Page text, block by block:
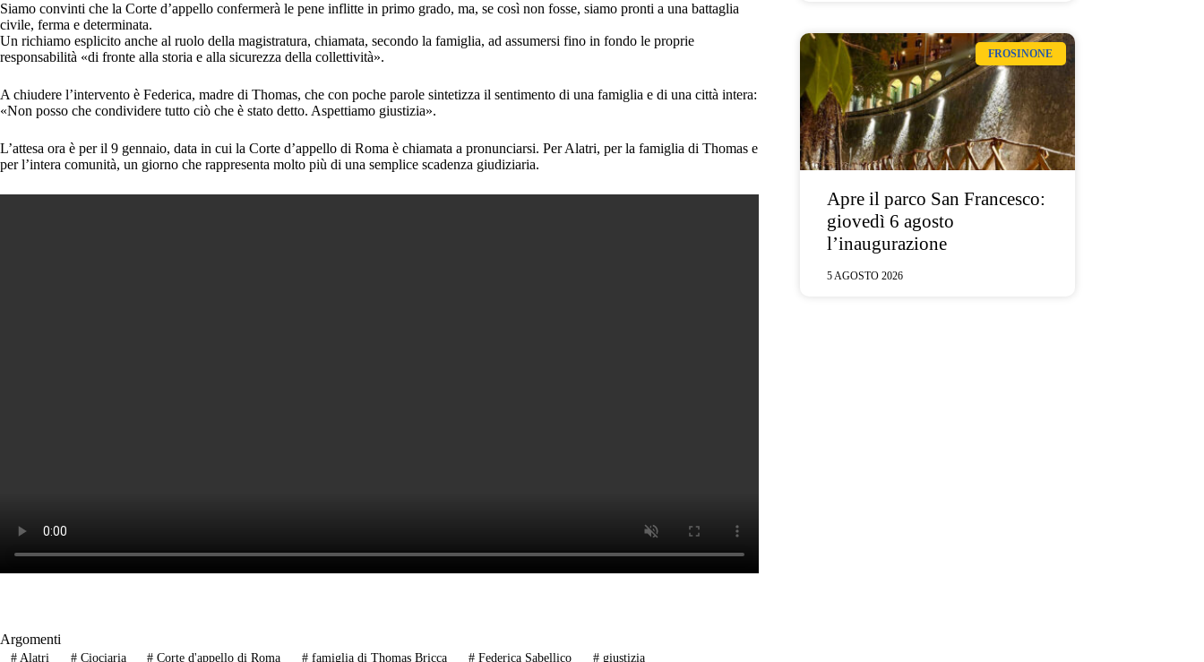
Siamo convinti che la Corte d’appello confermerà le pene inflitte in primo grado, ma, se così non fosse, siamo pronti a una battaglia
civile, ferma e determinata.
Un richiamo esplicito anche al ruolo della magistratura, chiamata, secondo la famiglia, ad assumersi fino in fondo le proprie
responsabilità «di fronte alla storia e alla sicurezza della collettività».
A chiudere l’intervento è Federica, madre di Thomas, che con poche parole sintetizza il sentimento di una famiglia e di una città intera:
«Non posso che condividere tutto ciò che è stato detto. Aspettiamo giustizia».
L’attesa ora è per il 9 gennaio, data in cui la Corte d’appello di Roma è chiamata a pronunciarsi. Per Alatri, per la famiglia di Thomas e
per l’intera comunità, un giorno che rappresenta molto più di una semplice scadenza giudiziaria.
Argomenti
#Alatri #Ciociaria # Corte d'appello di Roma # famiglia di Thomas Bricca # Federica Sabellico #giustizia
FROSINONE
Apre il parco San Francesco:
giovedì 6 agosto
l’inaugurazione
5 AGOSTO 2026